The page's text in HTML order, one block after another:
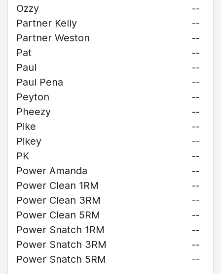
Ozzy
--
Partner Kelly
--
Partner Weston
--
Pat
--
Paul
--
Paul Pena
--
Peyton
--
Pheezy
--
Pike
--
Pikey
--
PK
--
Power Amanda
--
Power Clean 1RM
--
Power Clean 3RM
--
Power Clean 5RM
--
Power Snatch 1RM
--
Power Snatch 3RM
--
Power Snatch 5RM
--